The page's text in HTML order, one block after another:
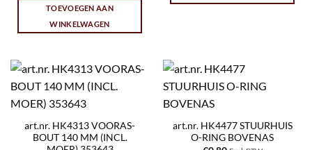
TOEVOEGEN AAN
WINKELWAGEN
art.nr. HK4313 VOORAS-
BOUT 140 MM (INCL.
art.nr. HK4477 STUURHUIS
O-RING BOVENAS